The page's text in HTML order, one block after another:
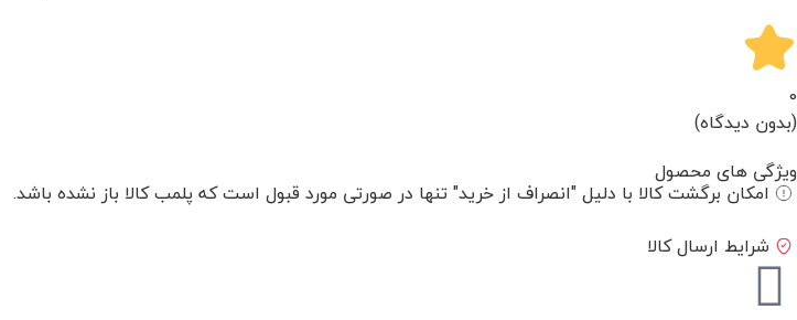
0
(بدون دیدگاه)
ویژگی های محصول
امکان برگشت کالا با دلیل "انصراف از خرید" تنها در صورتی مورد قبول است که پلمب کالا باز نشده باشد.
شرایط ارسال کالا